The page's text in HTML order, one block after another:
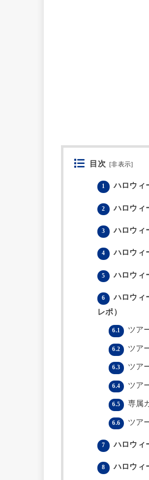
目次 [非表示]
1 ハロウィ
2 ハロウィ
3 ハロウィ
4 ハロウィ
5 ハロウィ
6
ハロウィ
レポ）
6.1 ツア
6.2 ツア
6.3 ツア
6.4 ツア
6.5 専属
6.6 ツア
7 ハロウィ
8 ハロウィ